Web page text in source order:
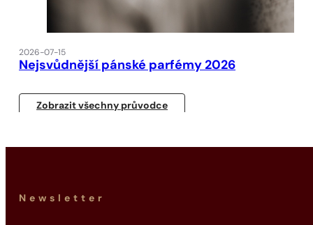
2026-07-15
Nejsvůdnější pánské parfémy 2026
Zobrazit všechny průvodce
Newsletter